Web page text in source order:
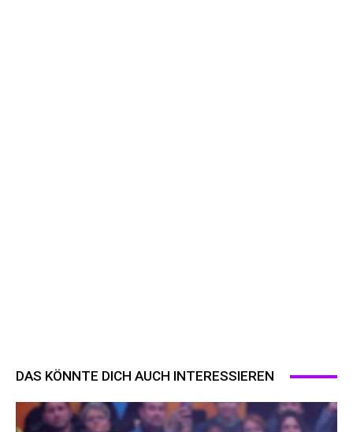
DAS KÖNNTE DICH AUCH INTERESSIEREN